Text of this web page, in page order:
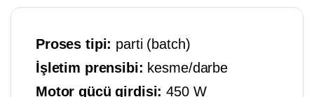
Proses tipi: parti (batch)
İşletim prensibi: kesme/darbe
Motor gücü girdisi: 450 W